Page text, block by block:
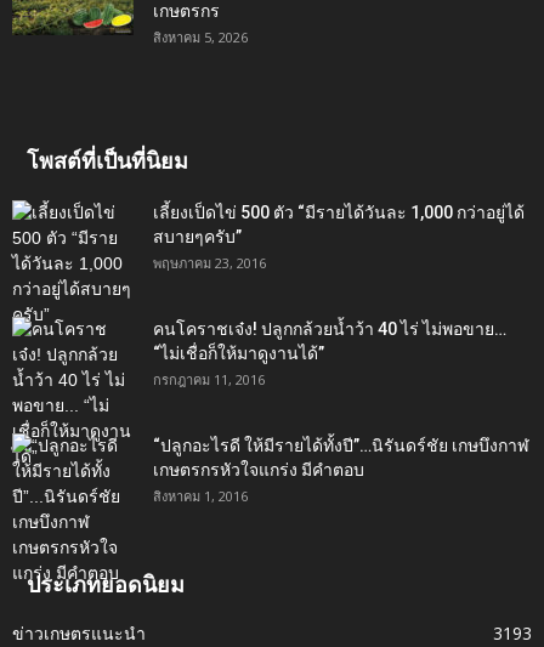
เกษตรกร
สิงหาคม 5, 2026
โพสต์ที่เป็นที่นิยม
เลี้ยงเป็ดไข่ 500 ตัว “มีรายได้วันละ 1,000 กว่าอยู่ได้
สบายๆครับ”
พฤษภาคม 23, 2016
คนโคราชเจ๋ง! ปลูกกล้วยน้ำว้า 40 ไร่ ไม่พอขาย…
“ไม่เชื่อก็ให้มาดูงานได้”‬
กรกฎาคม 11, 2016
“ปลูกอะไรดี ให้มีรายได้ทั้งปี”…นิรันดร์ชัย เกษบึงกาฬ
เกษตรกรหัวใจแกร่ง มีคำตอบ
สิงหาคม 1, 2016
ประเภทยอดนิยม
ข่าวเกษตรแนะนำ
3193